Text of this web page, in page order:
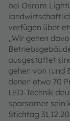
bei Osram
verfügen über
„Wir gehen
ausgestattet
gehen von rund
denen etwa 70
LED-Technik
sparsamer sein
Stichtag